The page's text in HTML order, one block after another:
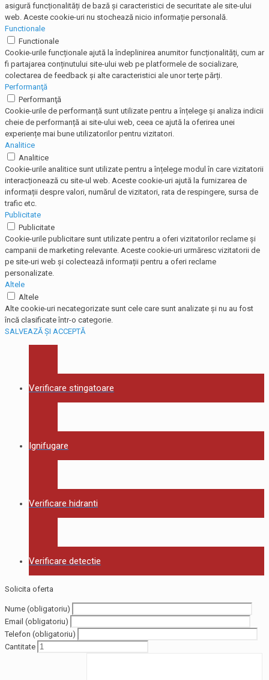
asigură funcționalități de bază și caracteristici de securitate ale site-ului
web. Aceste cookie-uri nu stochează nicio informație personală.
Functionale
Functionale
Cookie-urile funcționale ajută la îndeplinirea anumitor funcționalități, cum ar
fi partajarea conținutului site-ului web pe platformele de socializare,
colectarea de feedback și alte caracteristici ale unor terțe părți.
Performanţă
Performanţă
Cookie-urile de performanță sunt utilizate pentru a înțelege și analiza indicii
cheie de performanță ai site-ului web, ceea ce ajută la oferirea unei
experiențe mai bune utilizatorilor pentru vizitatori.
Analitice
Analitice
Cookie-urile analitice sunt utilizate pentru a înțelege modul în care vizitatorii
interacționează cu site-ul web. Aceste cookie-uri ajută la furnizarea de
informații despre valori, numărul de vizitatori, rata de respingere, sursa de
trafic etc.
Publicitate
Publicitate
Cookie-urile publicitare sunt utilizate pentru a oferi vizitatorilor reclame și
campanii de marketing relevante. Aceste cookie-uri urmăresc vizitatorii de
pe site-uri web și colectează informații pentru a oferi reclame
personalizate.
Altele
Altele
Alte cookie-uri necategorizate sunt cele care sunt analizate și nu au fost
încă clasificate într-o categorie.
SALVEAZĂ ȘI ACCEPTĂ
Verificare stingatoare
Ignifugare
Verificare hidranti
Verificare detectie
Solicita oferta
Nume (obligatoriu)
Email (obligatoriu)
Telefon (obligatoriu)
Cantitate